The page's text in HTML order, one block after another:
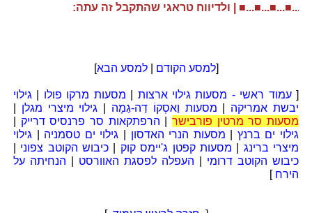
■...■...■...■...■ ולדיווח טראגי שהתקבל זה עתה: אלפי
[למסע הקודם |למסע הבא]
[עמוד ראשי - מסעות גילוי ארצות מסעות מרקו פולו
גילוי
יבשת אמריקה
מסעות וַאסְקוֹ דַה-גַמָה גילוי מיצרי מגלן
מסעות סר מרטין פורבישר| הרפתקאות סר פרנסיס דרייק
גילוי ים ברנץ
מסעות הנרי האדסון גילוי ים טסמניה
גילוי
מיצרי ברינג
מסעות קפטן ג'יימס קוק כיבוש הקוטב צפוני
כיבוש הקוטב דרומי
העפלה לפסגת האוורסט
הנחיתה על
הירח ]